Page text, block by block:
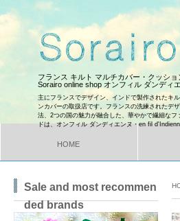
フランス キルト マルチカバー・クッシ
Sorairo online shop オンフィル ダンディ
主にフランスでデザイン、インドで製作されたキ
ンカバーの取扱店です。フランスの洗練されたデ
法、2つの国の魅力が融合した、華やかで繊細なフ
ドは、オンフィル ダンディエンヌ・en fil
HOME
Sale and most recommen
ded brands